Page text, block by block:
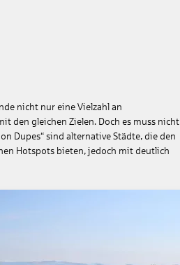
nicht nur eine Vielzahl an
den gleichen Zielen. Doch es muss nicht
Dupes“ sind alternative Städte, die den
Hotspots bieten, jedoch mit deutlich